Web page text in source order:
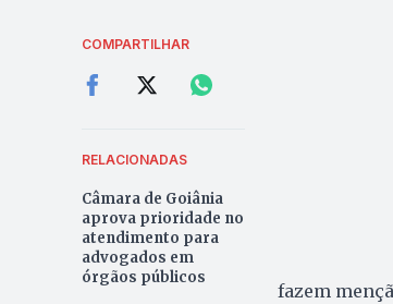
COMPARTILHAR
RELACIONADAS
Câmara de Goiânia
aprova prioridade no
atendimento para
advogados em
órgãos públicos
fazem